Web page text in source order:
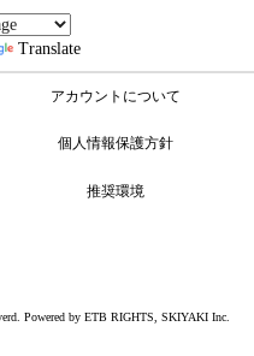
Translate
アカウントについて
個人情報保護方針
推奨環境
Powered by ETB RIGHTS, SKIYAKI Inc.